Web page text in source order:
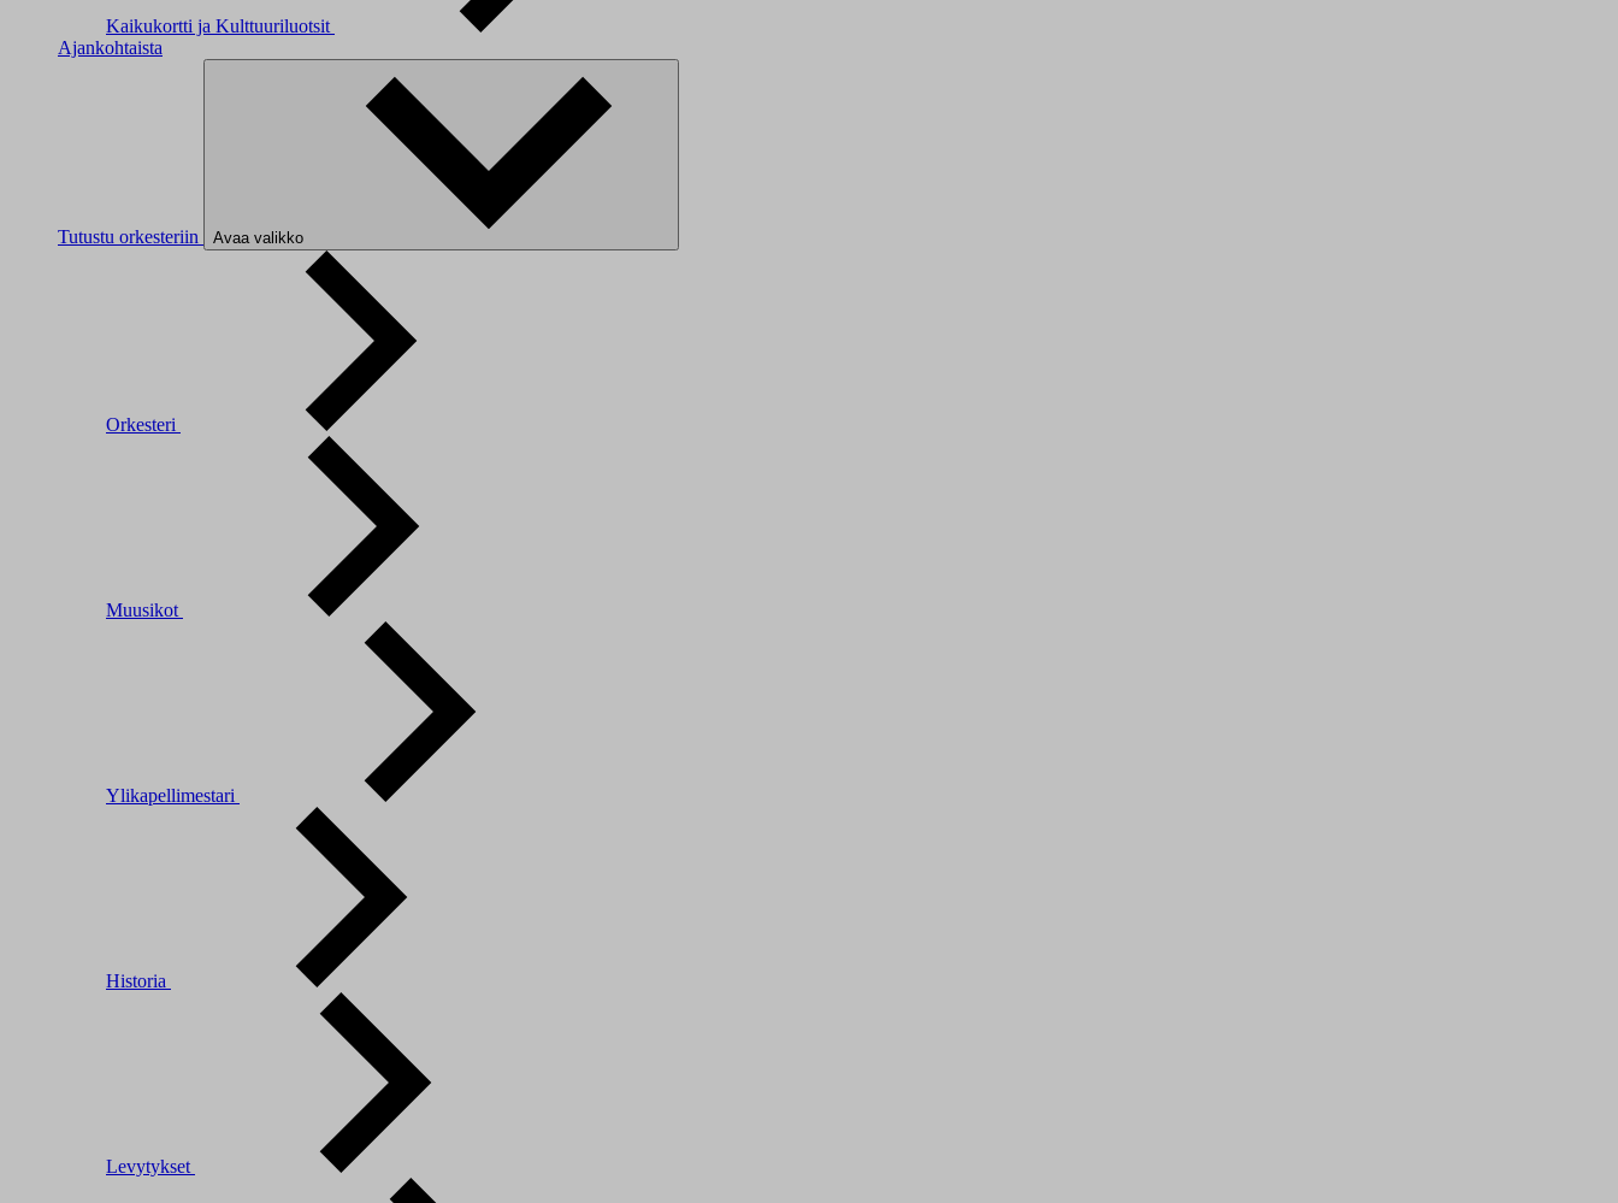
Kaikukortti ja Kulttuuriluotsit
Ajankohtaista
Tutustu orkesteriin Avaa valikko
Orkesteri
Muusikot
Ylikapellimestari
Historia
Levytykset